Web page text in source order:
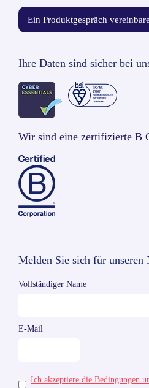
Ein Produktgespräch
Ihre Daten sind sicher bei
Wir sind eine zertifizierte B
Melden Sie sich für unseren
Vollständiger Name
E-Mail
Ich akzeptiere die Bedingungen